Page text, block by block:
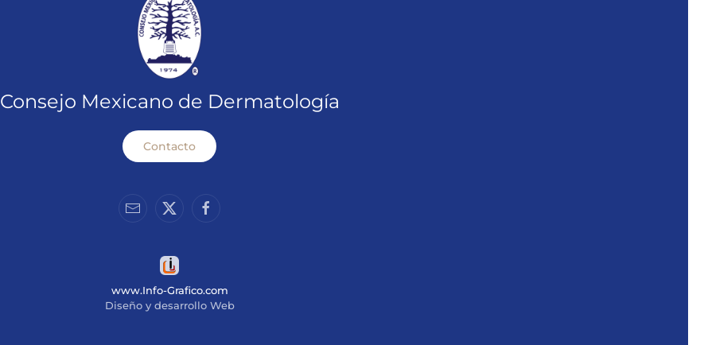
Consejo Mexicano de Dermatología
Contacto
www.Info-Grafico.com
Diseño y desarrollo Web